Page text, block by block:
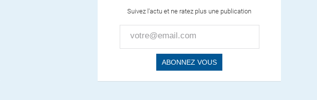
Suivez l'actu et ne ratez plus une publication